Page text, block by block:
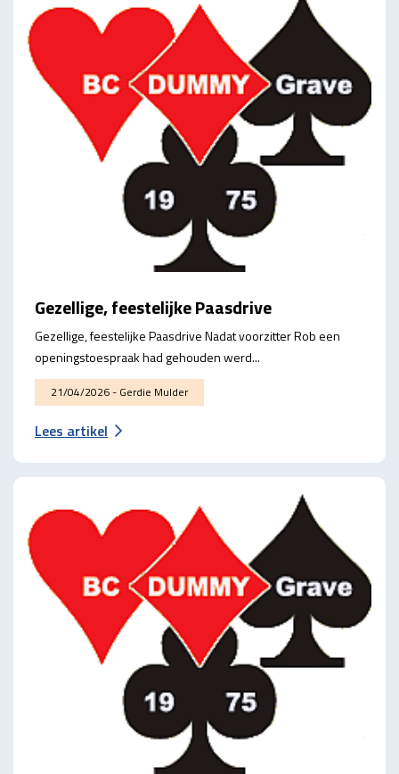
Gezellige, feestelijke Paasdrive
Gezellige, feestelijke Paasdrive Nadat voorzitter Rob een
openingstoespraak had gehouden werd...
21/04/2026 - Gerdie Mulder
Lees artikel